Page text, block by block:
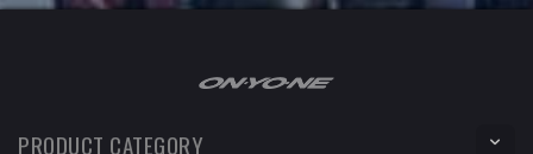
PRODUCT CATEGORY